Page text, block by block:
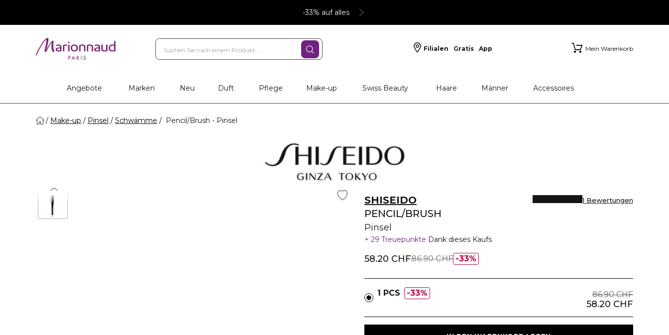
-33% auf alles
Filialen Gratis App Mein Warenkorb
Angebote
Marken Neu Duft Pflege Make-up Swiss Beauty Haare Männer Accessoires
Make-up Pinsel Schwämme Pencil/Brush - Pinsel
SHISEIDO
PENCIL/BRUSH
Pinsel
1 Bewertungen
29 Treuepunkte Dank dieses Kaufs
33%
58.20 CHF86.90 CHF
1 PCS 33% 86.90 CHF
58.20 CHF